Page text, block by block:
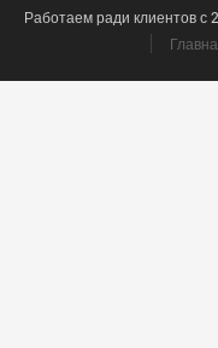
Работаем ради клиентов с